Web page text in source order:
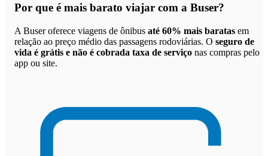
Por que é mais barato viajar com a Buser?
A Buser oferece viagens de ônibus até 60% mais baratas em
relação ao preço médio das passagens rodoviárias. O seguro de
vida é grátis e não é cobrada taxa de serviço nas compras pelo
app ou site.